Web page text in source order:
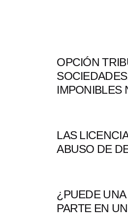
OPCIÓN
IMPONIBLES
LAS
ABUSO DE
¿PUEDE
PARTE EN